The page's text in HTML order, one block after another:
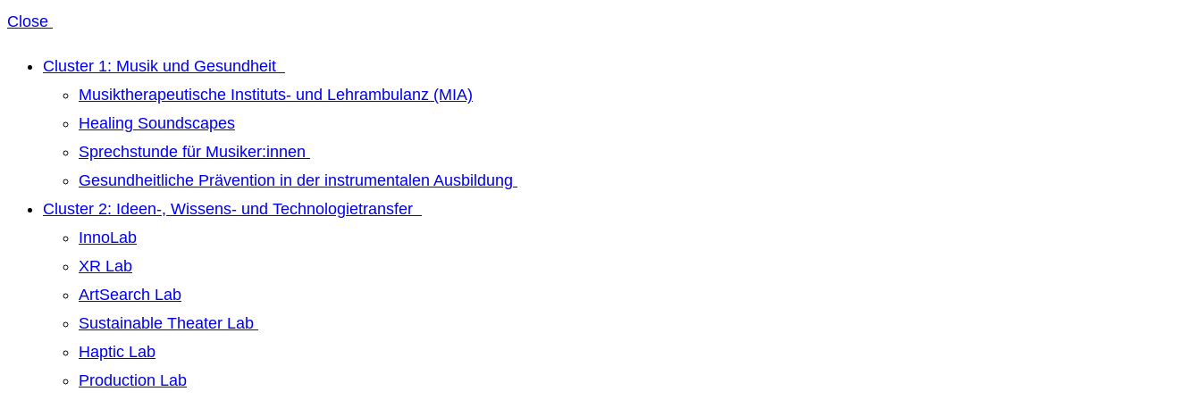
Close
Cluster 1: Musik und Gesundheit
Musiktherapeutische Instituts- und Lehrambulanz (MIA)
Healing Soundscapes
Sprechstunde für Musiker:innen
Gesundheitliche Prävention in der instrumentalen Ausbildung
Cluster 2: Ideen-, Wissens- und Technologietransfer
InnoLab
XR Lab
ArtSearch Lab
Sustainable Theater Lab
Haptic Lab
Production Lab